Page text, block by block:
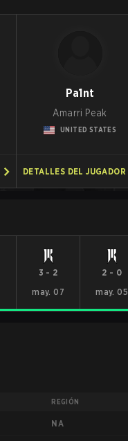
Pa1nt
Amarri Peak
UNITED STATES
DETALLES DEL JUGADOR
3 - 2
may. 07
2 - 0
may. 05
REGIÓN
NA